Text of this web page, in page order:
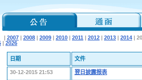
| 2007 | 2008 | 2009 | 2010 | 2011 | 2012 | 2013 | 2014 |
| 2026
日期 文件
30-12-2015 21:53 翌日披露报表